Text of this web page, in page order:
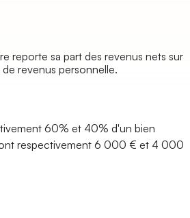
reporte sa part des revenus nets sur
revenus personnelle.
60% et 40% d'un bien
respectivement 6 000 € et 4 000